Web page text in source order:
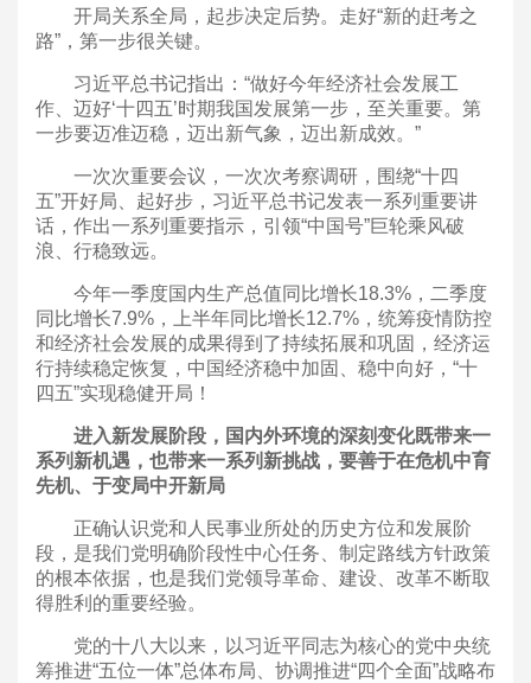
开局关系全局，起步决定后势。走好“新的赶考之
路”，第一步很关键。
习近平总书记指出：“做好今年经济社会发展工
作、迈好‘十四五’时期我国发展第一步，至关重要。第
一步要迈准迈稳，迈出新气象，迈出新成效。”
一次次重要会议，一次次考察调研，围绕“十四
五”开好局、起好步，习近平总书记发表一系列重要讲
话，作出一系列重要指示，引领“中国号”巨轮乘风破
浪、行稳致远。
今年一季度国内生产总值同比增长18.3%，二季度
同比增长7.9%，上半年同比增长12.7%，统筹疫情防控
和经济社会发展的成果得到了持续拓展和巩固，经济运
行持续稳定恢复，中国经济稳中加固、稳中向好，“十
四五”实现稳健开局！
进入新发展阶段，国内外环境的深刻变化既带来一
系列新机遇，也带来一系列新挑战，要善于在危机中育
先机、于变局中开新局
正确认识党和人民事业所处的历史方位和发展阶
段，是我们党明确阶段性中心任务、制定路线方针政策
的根本依据，也是我们党领导革命、建设、改革不断取
得胜利的重要经验。
党的十八大以来，以习近平同志为核心的党中央统
筹推进“五位一体”总体布局、协调推进“四个全面”战略布